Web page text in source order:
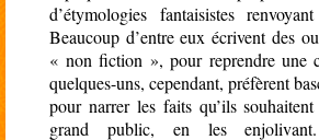
d’étymologies fantaisistes
Beaucoup d’entre eux écrivent des
« non fiction », pour reprendre une
quelques-uns, cependant, préfèrent
pour narrer les faits qu’ils
grand public, en les